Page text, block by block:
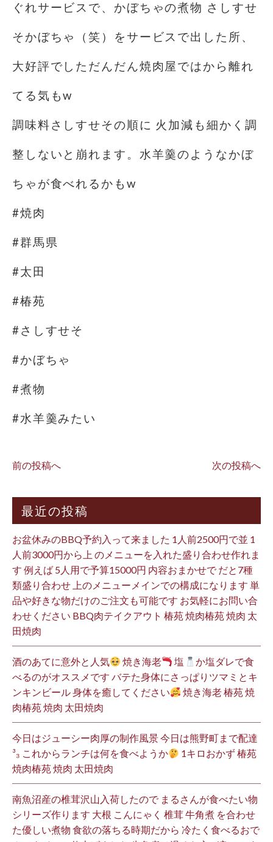
ぐれサービスで、かぼちゃの煮物 さしすせ
そかぼちゃ（笑）をサービスで出した所、
大好評でしただんだん焼肉屋ではから離れ
てる気もw
調味料さしすせその順に 火加減も細かく調
整しないと崩れます。水羊羹のようなかぼ
ちゃが食べれるかも️w
#焼肉
#群馬県
#太田
#椿苑
#さしすせそ
#かぼちゃ
#煮物
#水羊羹みたい
前の投稿へ 次の投稿へ
最近の投稿
お盆休みのBBQ予約入って来ました 1人前2500円で並 1
人前3000円から上 のメニューを入れた盛り合わせ作れま
す 例えば 5人用で予算15000円 内容おまかせで だと7種
類盛り合わせ 上のメニューメインでの構成になります 単
品や好きな物だけのご注文も可能です お気軽にお問い合
わせください BBQ肉テイクアウト 椿苑 焼肉椿苑 焼肉 太
田焼肉
酒のあてに意外と人気 焼き海老 塩
か塩ダレで食
べるのがオススメです バテた身体にさっぱりツマミとキ
ンキンビール 身体を癒してください
焼き海老 椿苑 焼
肉椿苑 焼肉 太田焼肉
今日はジューシー肉厚の制作風景 今日は熊野町まで配達
³₃ これからランチは何を食べようか
1キロおかず 椿苑
焼肉椿苑 焼肉 太田焼肉
南魚沼産の椎茸沢山入荷したので まるさんが食べたい物
シリーズ作ります 大根 こんにゃく 椎茸 牛角煮 を合わせ
た優しい煮物 食欲の落ちる時期だから 冷たく食べるおで